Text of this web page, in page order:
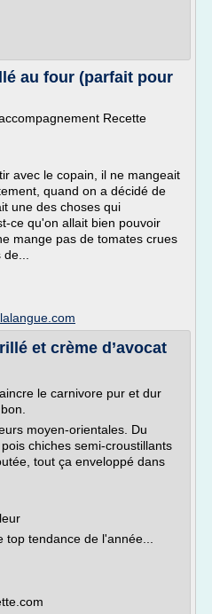
au four (parfait pour
Recette
avec le copain, il ne mangeait
quand on a décidé de
une des choses qui
ce qu'on allait bien pouvoir
mange pas de tomates crues
et crème d’avocat
le carnivore pur et dur
moyen-orientales. Du
chiches semi-croustillants
tout ça enveloppé dans
tendance de l'année...